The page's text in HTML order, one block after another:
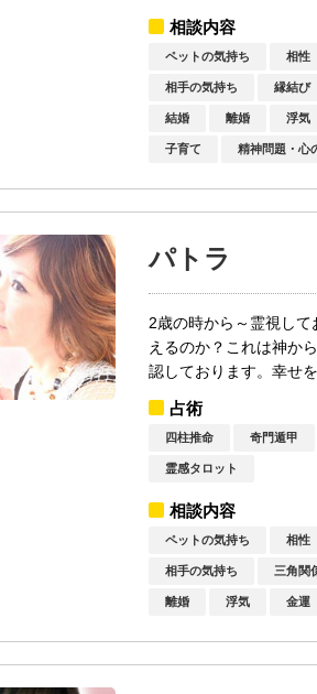
相談内容
ペットの気持ち 相性
相手の気持ち 縁結び
結婚 離婚 浮気
子育て 精神問題・心
パトラ
2歳の時から～霊視し
えるのか？これは神か
認しております。幸せ
占術
四柱推命 奇門遁甲
霊感タロット
相談内容
ペットの気持ち 相性
相手の気持ち 三角関
離婚 浮気 金運